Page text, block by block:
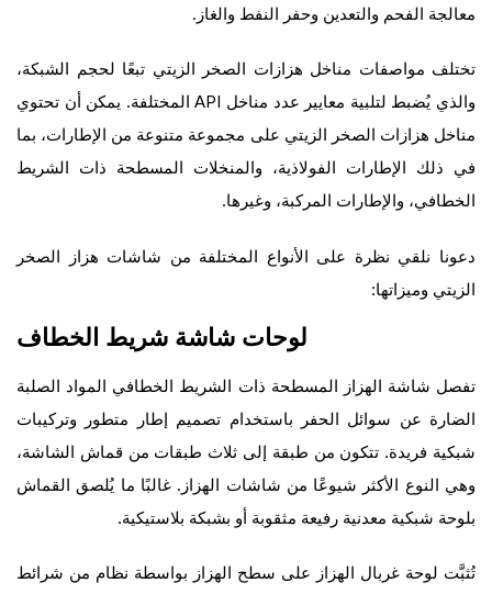
معالجة الفحم والتعدين وحفر النفط والغاز.
تختلف مواصفات مناخل هزازات الصخر الزيتي تبعًا لحجم الشبكة،
والذي يُضبط لتلبية معايير عدد مناخل API المختلفة. يمكن أن تحتوي
مناخل هزازات الصخر الزيتي على مجموعة متنوعة من الإطارات، بما
في ذلك الإطارات الفولاذية، والمنخلات المسطحة ذات الشريط
الخطافي، والإطارات المركبة، وغيرها.
دعونا نلقي نظرة على الأنواع المختلفة من شاشات هزاز الصخر
الزيتي وميزاتها:
لوحات شاشة شريط الخطاف
تفصل شاشة الهزاز المسطحة ذات الشريط الخطافي المواد الصلبة
الضارة عن سوائل الحفر باستخدام تصميم إطار متطور وتركيبات
شبكية فريدة. تتكون من طبقة إلى ثلاث طبقات من قماش الشاشة،
وهي النوع الأكثر شيوعًا من شاشات الهزاز. غالبًا ما يُلصق القماش
بلوحة شبكية معدنية رفيعة مثقوبة أو بشبكة بلاستيكية.
تُثبَّت لوحة غربال الهزاز على سطح الهزاز بواسطة نظام من شرائط